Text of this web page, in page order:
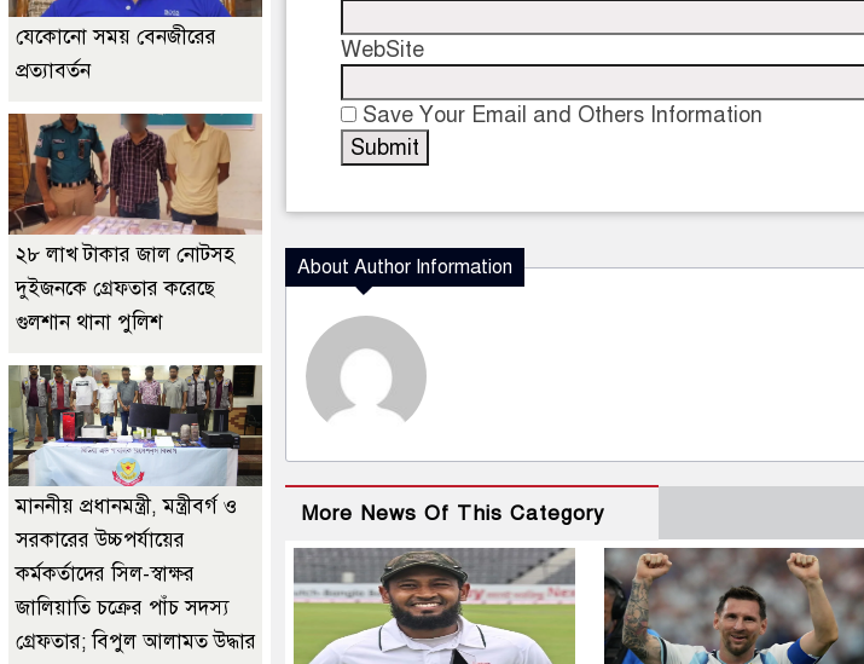
WebSite
Save Your Email and Others Information
About Author Information
More News Of This Category
যেকোনো সময় বেনজীরের
প্রত্যাবর্তন
২৮ লাখ টাকার জাল নোটসহ
দুইজনকে গ্রেফতার করেছে
গুলশান থানা পুলিশ
মাননীয় প্রধানমন্ত্রী, মন্ত্রীবর্গ ও
সরকারের উচ্চপর্যায়ের
কর্মকর্তাদের সিল-স্বাক্ষর
জালিয়াতি চক্রের পাঁচ সদস্য
গ্রেফতার; বিপুল আলামত উদ্ধার